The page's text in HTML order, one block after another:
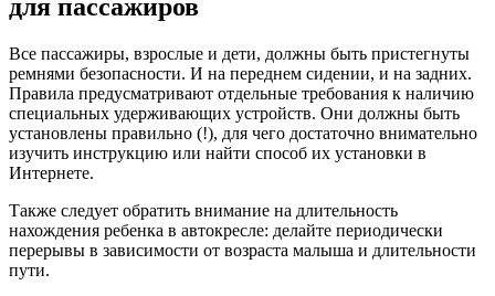
для пассажиров
Все пассажиры, взрослые и дети, должны быть пристегнуты
ремнями безопасности. И на переднем сидении, и на задних.
Правила предусматривают отдельные требования к наличию
специальных удерживающих устройств. Они должны быть
установлены правильно (!), для чего достаточно внимательно
изучить инструкцию или найти способ их установки в
Интернете.
Также следует обратить внимание на длительность
нахождения ребенка в автокресле: делайте периодически
перерывы в зависимости от возраста малыша и длительности
пути.